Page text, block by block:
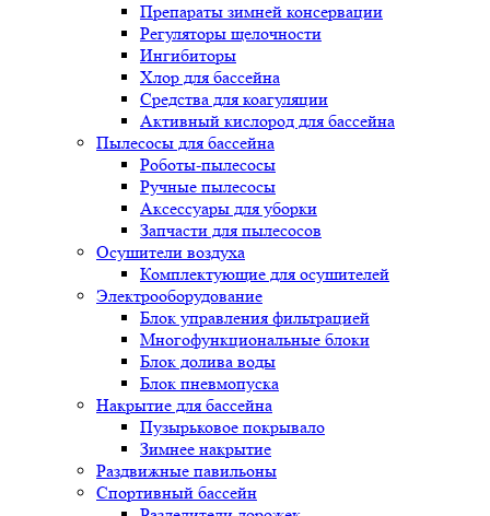
Препараты зимней консервации
Регуляторы щелочности
Ингибиторы
Хлор для бассейна
Средства для коагуляции
Активный кислород для бассейна
Пылесосы для бассейна
Роботы-пылесосы
Ручные пылесосы
Аксессуары для уборки
Запчасти для пылесосов
Осушители воздуха
Комплектующие для осушителей
Электрооборудование
Блок управления фильтрацией
Многофункциональные блоки
Блок долива воды
Блок пневмопуска
Накрытие для бассейна
Пузырьковое покрывало
Зимнее накрытие
Раздвижные павильоны
Спортивный бассейн